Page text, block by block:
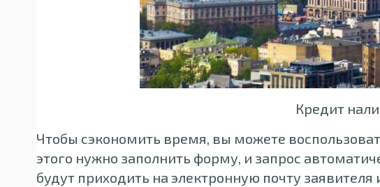
Кредит
Чтобы сэкономить время, вы можете
этого нужно заполнить форму, и запрос
будут приходить на электронную почту